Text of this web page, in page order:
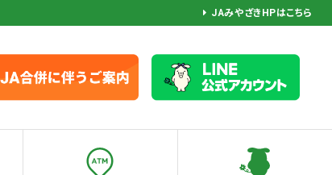
JAみやざきHPはこちら